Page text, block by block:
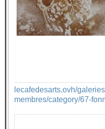
lecafedesarts.ovh/
membres/category/67-